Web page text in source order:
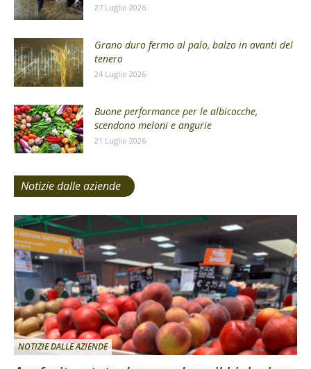
27 Luglio 2026
Grano duro fermo al palo, balzo in avanti del
tenero
24 Luglio 2026
Buone performance per le albicocche,
scendono meloni e angurie
21 Luglio 2026
Notizie dalle aziende
NOTIZIE DALLE AZIENDE